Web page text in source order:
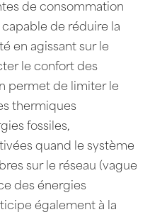
de consommation
capable de réduire la
en agissant sur le
le confort des
permet de limiter le
thermiques
fossiles,
quand le système
sur le réseau (vague
des énergies
également à la